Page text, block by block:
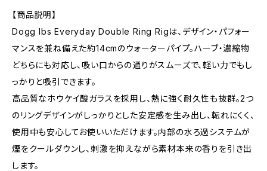
【商品説明】
Dogg lbs Everyday Double Ring Rigは、デザイン・パフォー
マンスを兼ね備えた約14cmのウォーターパイプ。ハーブ・濃縮物
どちらにも対応し、吸い口からの通りがスムーズで、軽い力でもし
っかりと吸引できます。
高品質なホウケイ酸ガラスを採用し、熱に強く耐久性も抜群。2つ
のリングデザインがしっかりとした安定感を生み出し、転れにくく、
使用中も安心してお使いいただけます。内部の水ろ過システムが
煙をクールダウンし、刺激を抑えながら素材本来の香りを引き出
します。